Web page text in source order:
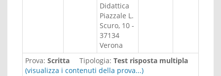
Didattica
Piazzale L.
Scuro, 10 -
37134
Verona
Prova: Scritta Tipologia: Test risposta multipla
(visualizza i contenuti della prova...)